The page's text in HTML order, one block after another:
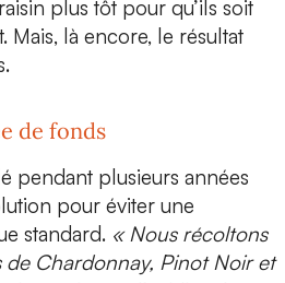
plus tôt pour qu’ils soit
Mais, là encore, le résultat
de fonds
pendant plusieurs années
pour éviter une
standard. « Nous récoltons
de Chardonnay, Pinot Noir et